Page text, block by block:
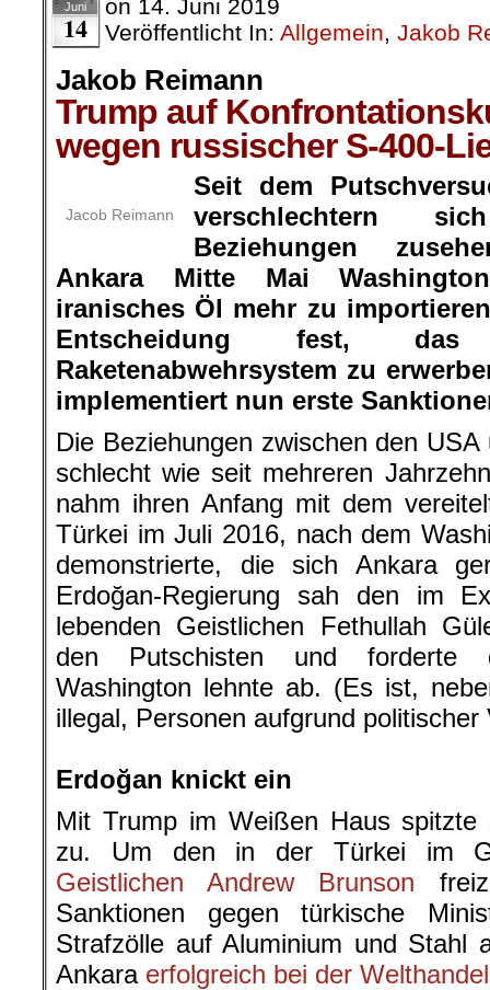
Juni
14
on 14. Juni 2019
Veröffentlicht In: Allgemein Jakob
Jakob Reimann
Trump auf
wegen russischer S-400-
Jacob Reimann
Seit dem
verschlechtern
Beziehungen
Ankara Mitte Mai
iranisches Öl mehr zu
Entscheidung fest, das
Raketenabwehrsystem zu
implementiert nun erste
Die Beziehungen zwischen den
schlecht wie seit mehreren
nahm ihren Anfang mit dem
Türkei im Juli 2016, nach dem
demonstrierte, die sich Ankara
Erdoğan-Regierung sah den im
lebenden Geistlichen Fethullah
den Putschisten und forderte
Washington lehnte ab. (Es ist,
illegal, Personen aufgrund
Erdoğan knickt ein
Mit Trump im Weißen Haus spitzte
zu. Um den in der Türkei im
Geistlichen Andrew Brunson
Sanktionen gegen türkische
Strafzölle auf Aluminium und Stahl
Ankara erfolgreich bei der